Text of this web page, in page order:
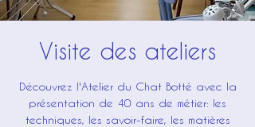
Visite des ateliers
Découvrez l'Atelier du Chat Botté avec la
présentation de 40 ans de métier: les
techniques, les savoir-faire, les matières